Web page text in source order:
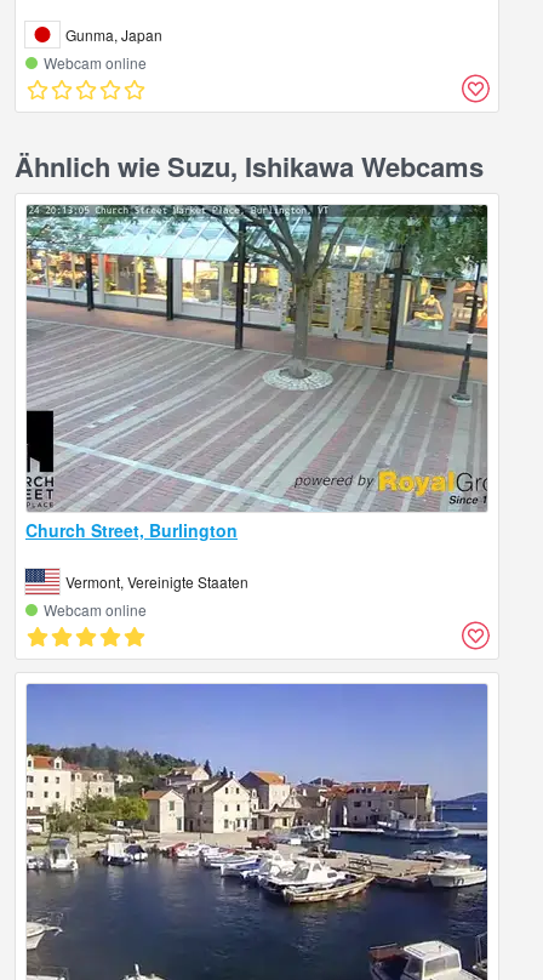
Gunma, Japan
Webcam online
Ähnlich wie Suzu, Ishikawa Webcams
Church Street, Burlington
Vermont, Vereinigte Staaten
Webcam online